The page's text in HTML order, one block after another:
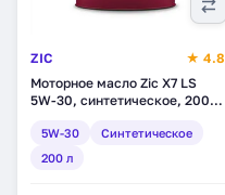
ZIC
★ 4.8
Моторное масло Zic X7 LS
5W-30, синтетическое, 200 л
5W-30
Синтетическое
200 л